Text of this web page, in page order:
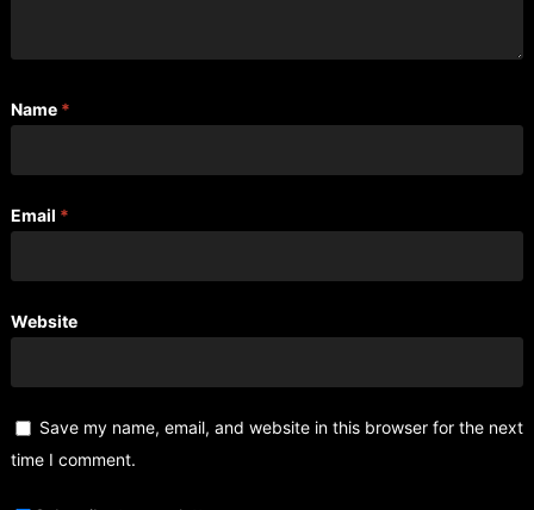
Name *
Email *
Website
Save my name, email, and website in this browser for the next
time I comment.